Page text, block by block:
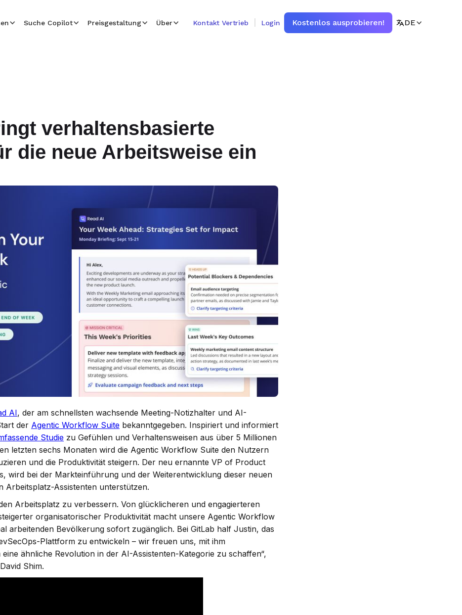
Suche Copilot Preisgestaltung Über Kontakt Vertrieb Login Kostenlos ausprobieren! DE
verhaltensbasierte
die neue Arbeitsweise ein
AI, der am schnellsten wachsende Meeting-Notizhalter und AI-
der Agentic Workflow Suite bekanntgegeben. Inspiriert und informiert
Studie zu Gefühlen und Verhaltensweisen aus über 5 Millionen
letzten sechs Monaten wird die Agentic Workflow Suite den Nutzern
und die Produktivität steigern. Der neu ernannte VP of Product
wird bei der Markteinführung und der Weiterentwicklung dieser neuen
Arbeitsplatz-Assistenten unterstützen.
Arbeitsplatz zu verbessern. Von glücklicheren und engagierteren
organisatorischer Produktivität macht unsere Agentic Workflow
arbeitenden Bevölkerung sofort zugänglich. Bei GitLab half Justin, das
Plattform zu entwickeln – wir freuen uns, mit ihm
ähnliche Revolution in der AI-Assistenten-Kategorie zu schaffen“,
Shim.